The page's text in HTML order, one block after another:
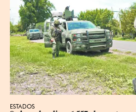
ESTADOS